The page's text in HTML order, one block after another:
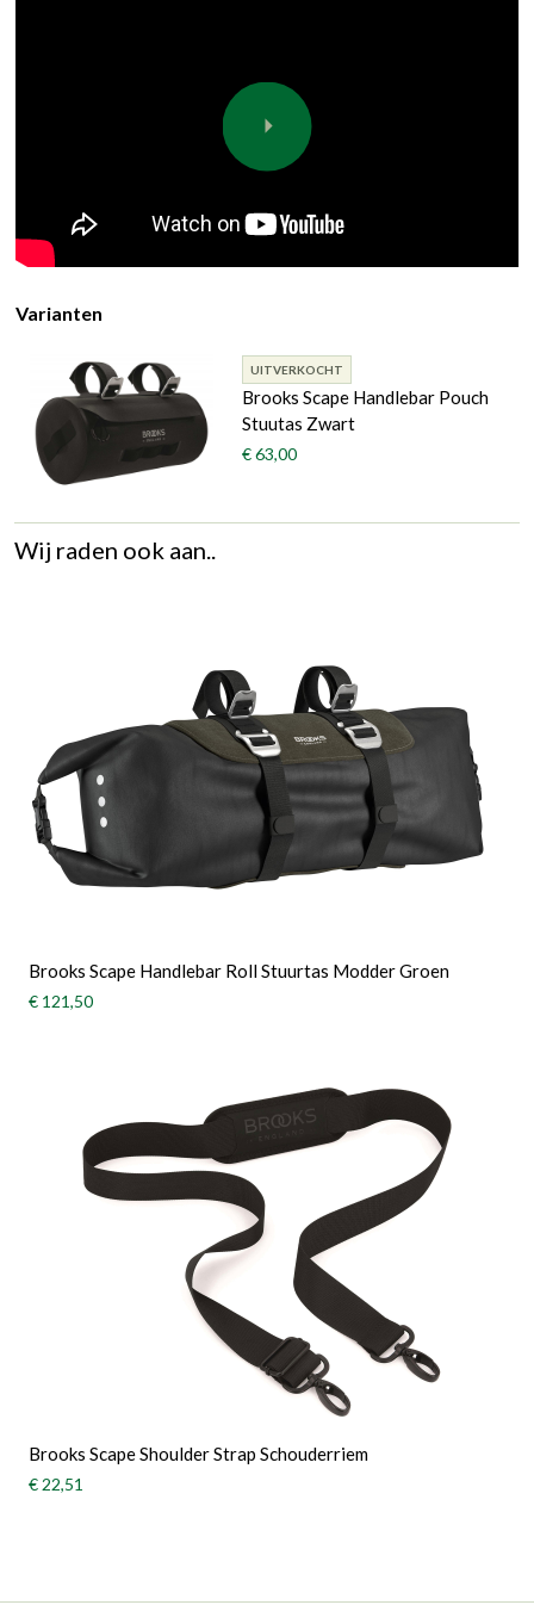
Varianten
UITVERKOCHT
Brooks Scape Handlebar Pouch
Stuutas Zwart
€ 63,00
Wij raden ook aan..
Brooks Scape Handlebar Roll Stuurtas Modder Groen
€ 121,50
Brooks Scape Shoulder Strap Schouderriem
€ 22,51